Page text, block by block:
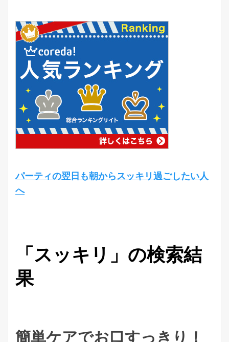
パーティの翌日も朝からスッキリ過ごしたい人
へ
「スッキリ」の検索結
果
簡単ケアでお口すっきり！